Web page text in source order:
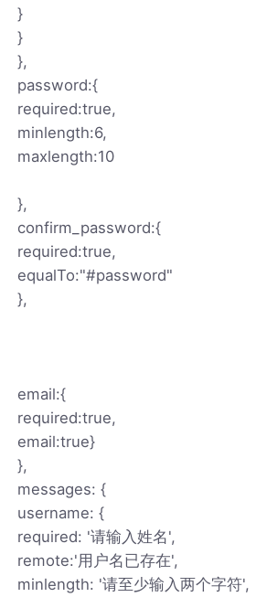
}
}
},
password:{
required:true,
minlength:6,
maxlength:10
},
confirm_password:{
required:true,
equalTo:"#password"
},
email:{
required:true,
email:true}
},
messages: {
username: {
required: '请输入姓名',
remote:'用户名已存在',
minlength: '请至少输入两个字符',